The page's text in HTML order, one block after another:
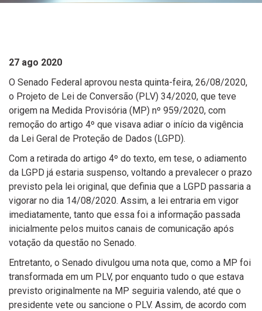
27 ago 2020
O Senado Federal aprovou nesta quinta-feira, 26/08/2020,
o Projeto de Lei de Conversão (PLV) 34/2020, que teve
origem na Medida Provisória (MP) nº 959/2020, com
remoção do artigo 4º que visava adiar o início da vigência
da Lei Geral de Proteção de Dados (LGPD).
Com a retirada do artigo 4º do texto, em tese, o adiamento
da LGPD já estaria suspenso, voltando a prevalecer o prazo
previsto pela lei original, que definia que a LGPD passaria a
vigorar no dia 14/08/2020. Assim, a lei entraria em vigor
imediatamente, tanto que essa foi a informação passada
inicialmente pelos muitos canais de comunicação após
votação da questão no Senado.
Entretanto, o Senado divulgou uma nota que, como a MP foi
transformada em um PLV, por enquanto tudo o que estava
previsto originalmente na MP seguiria valendo, até que o
presidente vete ou sancione o PLV. Assim, de acordo com